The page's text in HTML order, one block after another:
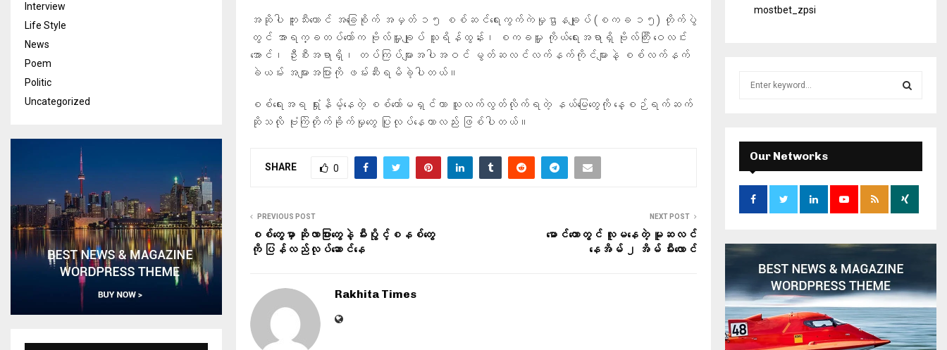
အဆိုပါ ဘူးသီးတောင် အခြေစိုက် အမှတ် ၁၅ စစ်ဆင်ရေးကွက်ကဲမှုဌာနချုပ် (စကခ ၁၅) တိုက်ပွဲ
တွင် အာရက္ခတပ်တော်က ဗိုလ်မှူးချုပ် သူရိန်ထွန်း၊ စကခမှူး ကိုယ်ရေးအရာရှိ ဗိုလ်ကြီး ဝေလင်း
အောင်၊ ဦးစီးအရာရှိ၊ တပ်ကြပ်များအပါအဝင် မွတ်ဆလင်လက်နက်ကိုင်များနဲ့ စစ်လက်နက်
ခဲယမ်း အများအပြားကို ဖမ်းဆီးရမိခဲ့ပါတယ်။
စစ်ရေးအရ ရှုံးနိမ့်နေတဲ့ စစ်ကော်မရှင်ဟာ သူလက်လွတ်လိုက်ရတဲ့ နယ်မြေတွေကို နေ့စဉ်ရက်ဆက်
ဆိုသလို ဗုံးကြဲတိုက်ခိုက်မှုတွေ ပြုလုပ်နေတာလည်း ဖြစ်ပါတယ်။
SHARE 0
PREVIOUS POST
စစ်တွေမှာ ဆိုလာပြားတွေနဲ့ မီးပွိုင့်စနစ်တွေ
ကို ပြန်လည်လုပ်ဆောင်နေ
NEXT POST
မောင်တောတွင် လူမနေတဲ့ မူဆလင်
နေအိမ် ၂ အိမ် မီးလောင်
Rakhita Times
Interview
Life Style
News
Poem
Politic
Uncategorized
mostbet_zpsi
:
E
A
R
Our Networks